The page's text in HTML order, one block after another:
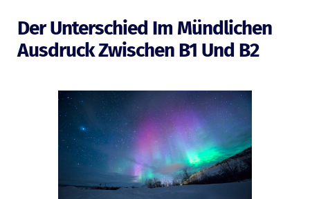
Der Unterschied Im Mündlichen
Ausdruck Zwischen B1 Und B2